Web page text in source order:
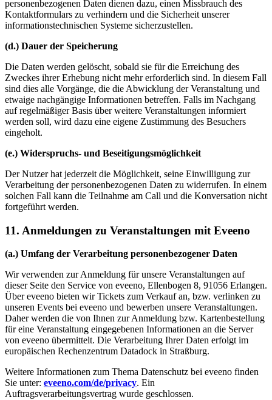
personenbezogenen Daten dienen dazu, einen Missbrauch des
Kontaktformulars zu verhindern und die Sicherheit unserer
informationstechnischen Systeme sicherzustellen.
(d.) Dauer der Speicherung
Die Daten werden gelöscht, sobald sie für die Erreichung des
Zweckes ihrer Erhebung nicht mehr erforderlich sind. In diesem Fall
sind dies alle Vorgänge, die die Abwicklung der Veranstaltung und
etwaige nachgängige Informationen betreffen. Falls im Nachgang
auf regelmäßiger Basis über weitere Veranstaltungen informiert
werden soll, wird dazu eine eigene Zustimmung des Besuchers
eingeholt.
(e.) Widerspruchs- und Beseitigungsmöglichkeit
Der Nutzer hat jederzeit die Möglichkeit, seine Einwilligung zur
Verarbeitung der personenbezogenen Daten zu widerrufen. In einem
solchen Fall kann die Teilnahme am Call und die Konversation nicht
fortgeführt werden.
11. Anmeldungen zu Veranstaltungen mit Eveeno
(a.) Umfang der Verarbeitung personenbezogener Daten
Wir verwenden zur Anmeldung für unsere Veranstaltungen auf
dieser Seite den Service von eveeno, Ellenbogen 8, 91056 Erlangen.
Über eveeno bieten wir Tickets zum Verkauf an, bzw. verlinken zu
unseren Events bei eveeno und bewerben unsere Veranstaltungen.
Daher werden die von Ihnen zur Anmeldung bzw. Kartenbestellung
für eine Veranstaltung eingegebenen Informationen an die Server
von eveeno übermittelt. Die Verarbeitung Ihrer Daten erfolgt im
europäischen Rechenzentrum Datadock in Straßburg.
Weitere Informationen zum Thema Datenschutz bei eveeno finden
Sie unter: eveeno.com/de/privacy. Ein
Auftragsverarbeitungsvertrag wurde geschlossen.